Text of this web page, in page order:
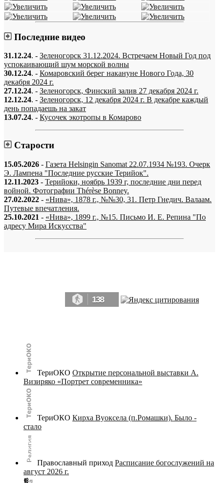
Последние видео
31.12.24. - Зеленогорск 31.12.2024. Встречаем Новый Год под
успокаивающий шум морской волны
30.12.24. - Комаровский берег накануне Нового Года, 30
декабря 2024 г.
27.12.24. - Зеленогорск, Финский залив 27 декабря 2024 г.
12.12.24. - Зеленогорск, 12 декабря 2024 г. В декабре каждый
день попадаешь на закат
13.07.24. - Кусочек экотропы в Комарово
Старости
15.05.2026 - Газета Helsingin Sanomat 22.07.1934 №193. Очерк
Э. Лампена "Последние русские Терийок".
12.11.2023 - Терийоки, ноябрь 1939 г, последние дни перед
войной. Фотографии Thérèse Bonney.
27.02.2022 - «Нива», 1878 г., №№30, 31. Петр Гнедич. Валаам.
Путевые впечатления.
25.10.2021 - «Нива», 1899 г., №15. Письмо И. Е. Репина "По
адресу Мира Искусства"
138
ТериОКО Открытие персональной выставки А.
Визиряко «Портрет современника»
ТериОКО Кирха Вуоксела (п.Ромашки). Было -
стало
Православный приход Расписание богослужений на
август 2026 г.